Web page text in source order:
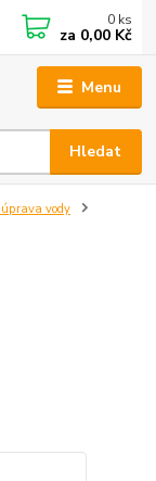
Menu
Hledat
0 ks
za 0,00 Kč
vody